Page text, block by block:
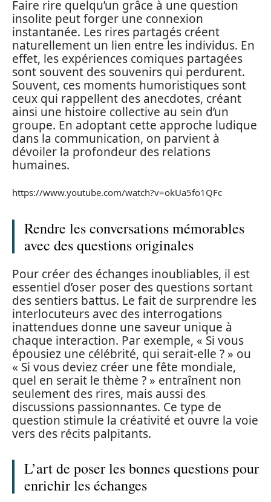
Faire rire quelqu’un grâce à une question
insolite peut forger une connexion
instantanée. Les rires partagés créent
naturellement un lien entre les individus. En
effet, les expériences comiques partagées
sont souvent des souvenirs qui perdurent.
Souvent, ces moments humoristiques sont
ceux qui rappellent des anecdotes, créant
ainsi une histoire collective au sein d’un
groupe. En adoptant cette approche ludique
dans la communication, on parvient à
dévoiler la profondeur des relations
humaines.
https://www.youtube.com/watch?v=okUa5fo1QFc
Rendre les conversations mémorables
avec des questions originales
Pour créer des échanges inoubliables, il est
essentiel d’oser poser des questions sortant
des sentiers battus. Le fait de surprendre les
interlocuteurs avec des interrogations
inattendues donne une saveur unique à
chaque interaction. Par exemple, « Si vous
épousiez une célébrité, qui serait-elle ? » ou
« Si vous deviez créer une fête mondiale,
quel en serait le thème ? » entraînent non
seulement des rires, mais aussi des
discussions passionnantes. Ce type de
question stimule la créativité et ouvre la voie
vers des récits palpitants.
L’art de poser les bonnes questions pour
enrichir les échanges